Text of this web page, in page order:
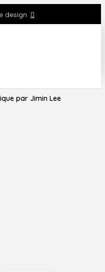
design
par Jimin Lee